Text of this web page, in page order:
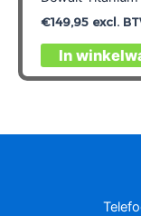
€149,95excl.
In